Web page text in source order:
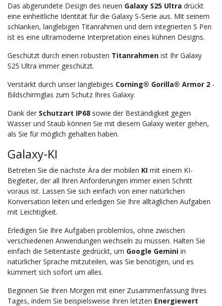
Das abgerundete Design des neuen Galaxy S25 Ultra drückt
eine einheitliche Identität für die Galaxy S-Serie aus. Mit seinem
schlanken, langlebigen Titanrahmen und dem integrierten S Pen
ist es eine ultramoderne Interpretation eines kühnen Designs.
Geschützt durch einen robusten Titanrahmen ist Ihr Galaxy
S25 Ultra immer geschützt.
Verstärkt durch unser langlebiges Corning® Gorilla® Armor 2 -
Bildschirmglas zum Schutz Ihres Galaxy.
Dank der Schutzart IP68 sowie der Beständigkeit gegen
Wasser und Staub können Sie mit diesem Galaxy weiter gehen,
als Sie für möglich gehalten haben.
Galaxy-KI
Betreten Sie die nächste Ära der mobilen KI mit einem KI-
Begleiter, der all Ihren Anforderungen immer einen Schritt
voraus ist. Lassen Sie sich einfach von einer natürlichen
Konversation leiten und erledigen Sie Ihre alltäglichen Aufgaben
mit Leichtigkeit.
Erledigen Sie Ihre Aufgaben problemlos, ohne zwischen
verschiedenen Anwendungen wechseln zu müssen. Halten Sie
einfach die Seitentaste gedrückt, um Google Gemini in
natürlicher Sprache mitzuteilen, was Sie benötigen, und es
kümmert sich sofort um alles.
Beginnen Sie Ihren Morgen mit einer Zusammenfassung Ihres
Tages, indem Sie beispielsweise Ihren letzten Energiewert